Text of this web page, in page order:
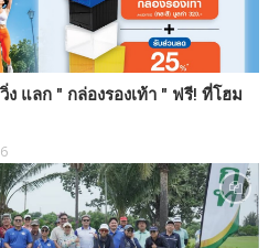
ง แลก " กล่องรองเท้า " ฟรี! ที่โฮม